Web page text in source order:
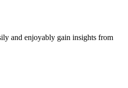
and enjoyably gain insights from